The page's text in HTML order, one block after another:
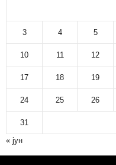
3 4 5
10 11 12
17 18 19
24 25 26
31
« јун